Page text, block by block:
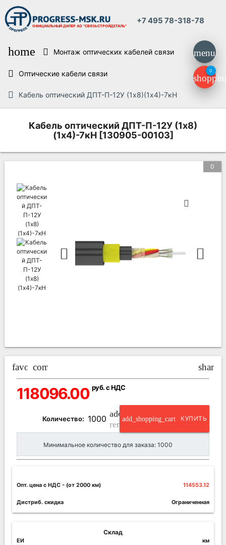
ОФИЦИАЛЬНЫЙ ДИЛЕР АО "СВЯЗЬСТРОЙДЕТАЛЬ"
+7 495 78-318-78
menu
0
home Монтаж оптических кабелей связи
Оптические кабели связи
Кабель оптический ДПТ-П-12У (1х8)(1х4)-7кН
Кабель оптический ДПТ-П-12У (1х8)
(1х4)-7кН [130905-00103]
0
favorite_border
compare_arrows share
118096.00 руб. с НДС
Количество:
add_circle_outline
remove_circle_outline
add_shopping_cart КУПИТЬ
Минимальное количество для заказа: 1000
Опт. цена c НДС - (от 2000 км) 114553.12
Дистриб. скидка Ограниченная
Склад
ЕИ
км